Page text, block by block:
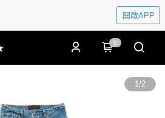
開啟APP
0
1/2